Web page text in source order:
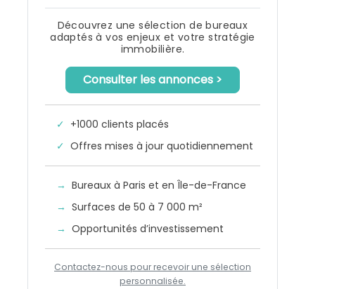
Découvrez une sélection de bureaux
adaptés à vos enjeux et votre stratégie
immobilière.
Consulter les annonces >
✓ +1000 clients placés
✓ Offres mises à jour quotidiennement
→ Bureaux à Paris et en Île-de-France
→ Surfaces de 50 à 7 000 m²
→ Opportunités d’investissement
Contactez-nous pour recevoir une sélection
personnalisée.